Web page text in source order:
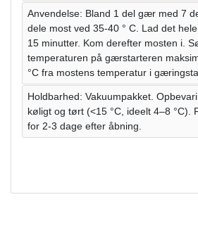
Anvendelse: Bland 1 del gær med 7
dele most ved 35-40 ° C. Lad det
15 minutter. Kom derefter mosten i.
temperaturen på gærstarteren
°C fra mostens temperatur i
Holdbarhed: Vakuumpakket.
køligt og tørt (<15 °C, ideelt 4–8 °C).
for 2-3 dage efter åbning.